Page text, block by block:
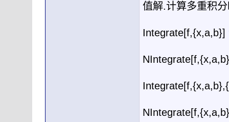
值解.计算多重积
Integrate[f,{x,a,b}]